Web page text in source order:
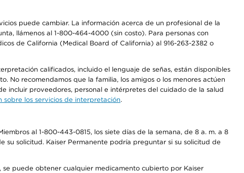
puede cambiar. La información acerca de un profesional de la
llámenos al 1-800-464-4000 (sin costo). Para personas con
de California (Medical Board of California) al 916-263-2382 o
calificados, incluido el lenguaje de señas, están disponibles
No recomendamos que la familia, los amigos o los menores actúen
incluir proveedores, personal e intérpretes del cuidado de la salud
sobre los servicios de interpretación.
al 1-800-443-0815, los siete días de la semana, de 8 a. m. a 8
solicitud. Kaiser Permanente podría preguntar si su solicitud de
se puede obtener cualquier medicamento cubierto por Kaiser